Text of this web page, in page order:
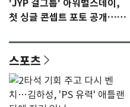
'JYP 걸그룹' 아워벌스데이,
첫 싱글 콘셉트 포토 공개…청
스포츠